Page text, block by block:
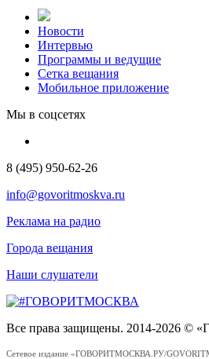
Новости
Интервью
Программы и ведущие
Сетка вещания
Мобильное приложение
Мы в соцсетях
8 (495) 950-62-26
info@govoritmoskva.ru
Реклама на радио
Города вещания
Наши слушатели
Все права защищены. 2014-2026 ©
Сетевое издание «ГОВОРИТМОСКВА.РУ/